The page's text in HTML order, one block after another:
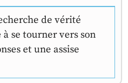
de vérité
se tourner vers son
et une assise